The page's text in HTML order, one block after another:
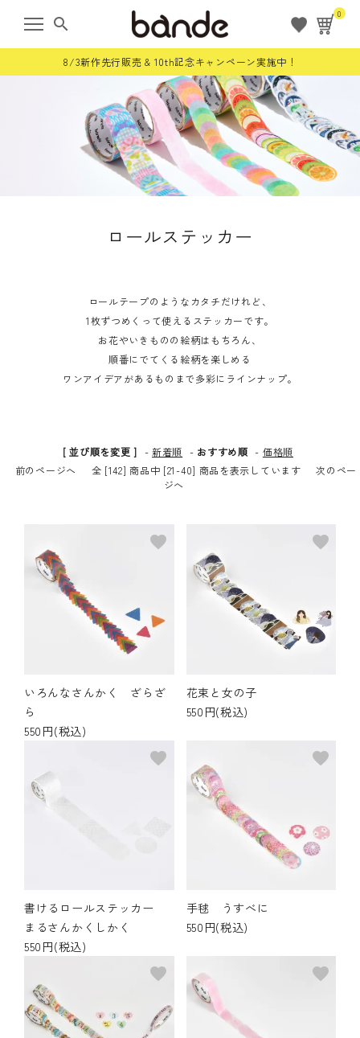
search
0
8/3新作先行販売 & 10th記念キャンペーン実施中！
ようこそ ゲスト 様
person 会員登録
ロールステッカー
その他の商品
ご利用ガイド／よくあるご質問
マイページ
企業（法人）の皆様へ
ロールステッカー
ロールテープのようなカタチだけれど、
1枚ずつめくって使えるステッカーです。
お花やいきものの絵柄はもちろん、
順番にでてくる絵柄を楽しめる
ワンアイデアがあるものまで多彩にラインナップ。
[ 並び順を変更 ] -新着順 - おすすめ順 - 価格順
前のページへ
全 [142] 商品中 [21-40] 商品を表示しています
次のペー
ジへ
いろんなさんかく ざらざ
ら
550円(税込)
favorite
花束と女の子
550円(税込)
favorite
書けるロールステッカー
まるさんかくしかく
550円(税込)
favorite
手毬 うすべに
550円(税込)
favorite
favorite favorite